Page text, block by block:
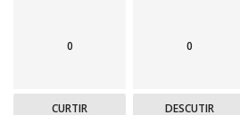
0
CURTIR
0
DESCUTIR